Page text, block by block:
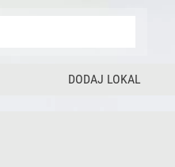
DODAJ LOKAL